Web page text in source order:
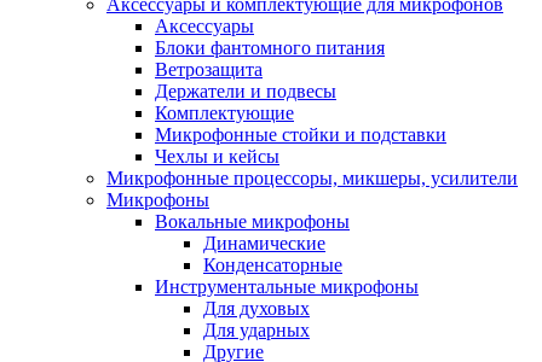
Аксессуары и комплектующие для микрофонов
Аксессуары
Блоки фантомного питания
Ветрозащита
Держатели и подвесы
Комплектующие
Микрофонные стойки и подставки
Чехлы и кейсы
Микрофонные процессоры, микшеры, усилители
Микрофоны
Вокальные микрофоны
Динамические
Конденсаторные
Инструментальные микрофоны
Для духовых
Для ударных
Другие